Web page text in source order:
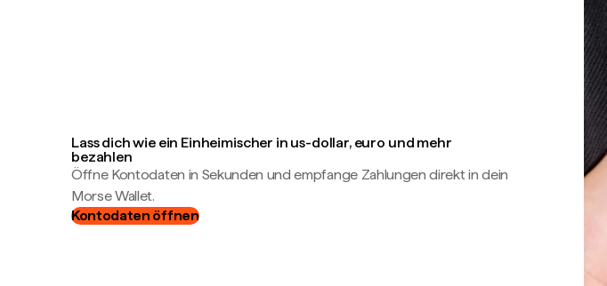
Lass dich wie ein Einheimischer in us-dollar, euro und mehr
bezahlen
Öffne Kontodaten in Sekunden und empfange Zahlungen direkt in dein
Morse Wallet.
Kontodaten öffnen